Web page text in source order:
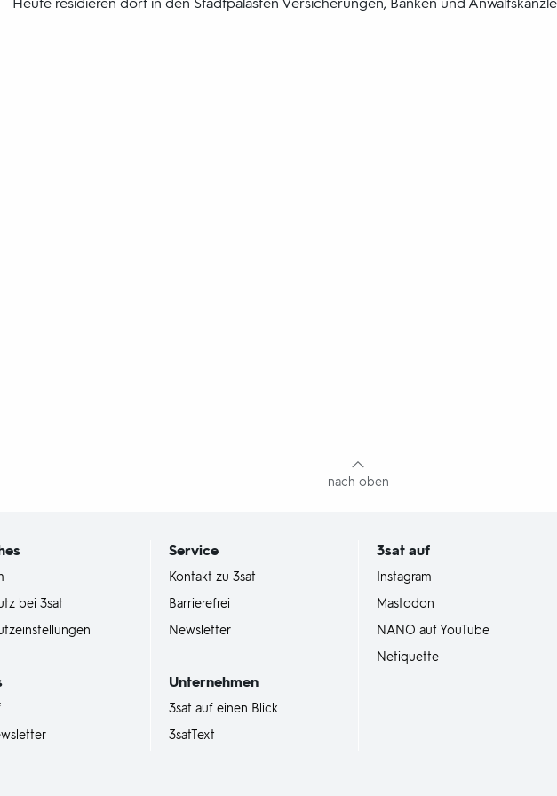
nach oben
bei 3sat
Service
Kontakt zu 3sat
Barrierefrei
Newsletter
Unternehmen
3sat auf einen Blick
3satText
3sat auf
Instagram
Mastodon
NANO auf YouTube
Netiquette